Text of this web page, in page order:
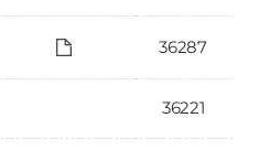
36287
36221